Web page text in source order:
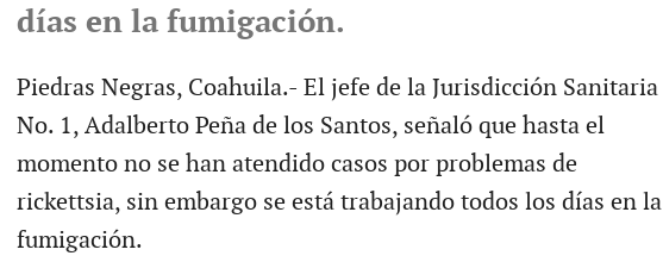
días en la fumigación.
Piedras Negras, Coahuila.- El jefe de la Jurisdicción Sanitaria
No. 1, Adalberto Peña de los Santos, señaló que hasta el
momento no se han atendido casos por problemas de
rickettsia, sin embargo se está trabajando todos los días en la
fumigación.